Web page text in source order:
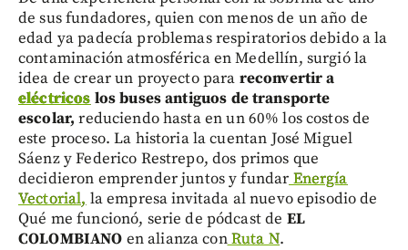
de sus fundadores, quien con menos de un año de
edad ya padecía problemas respiratorios debido a la
contaminación atmosférica en Medellín, surgió la
idea de crear un proyecto para reconvertir a
eléctricos los buses antiguos de transporte
escolar, reduciendo hasta en un 60% los costos de
este proceso. La historia la cuentan José Miguel
Sáenz y Federico Restrepo, dos primos que
decidieron emprender juntos y fundar Energía
Vectorial, la empresa invitada al nuevo episodio de
Qué me funcionó, serie de pódcast de EL
COLOMBIANO en alianza conRuta N.